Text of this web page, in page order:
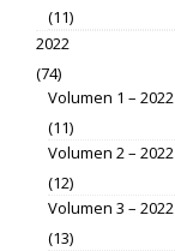
(11)
2022
(74)
Volumen 1 – 2022
(11)
Volumen 2 – 2022
(12)
Volumen 3 – 2022
(13)